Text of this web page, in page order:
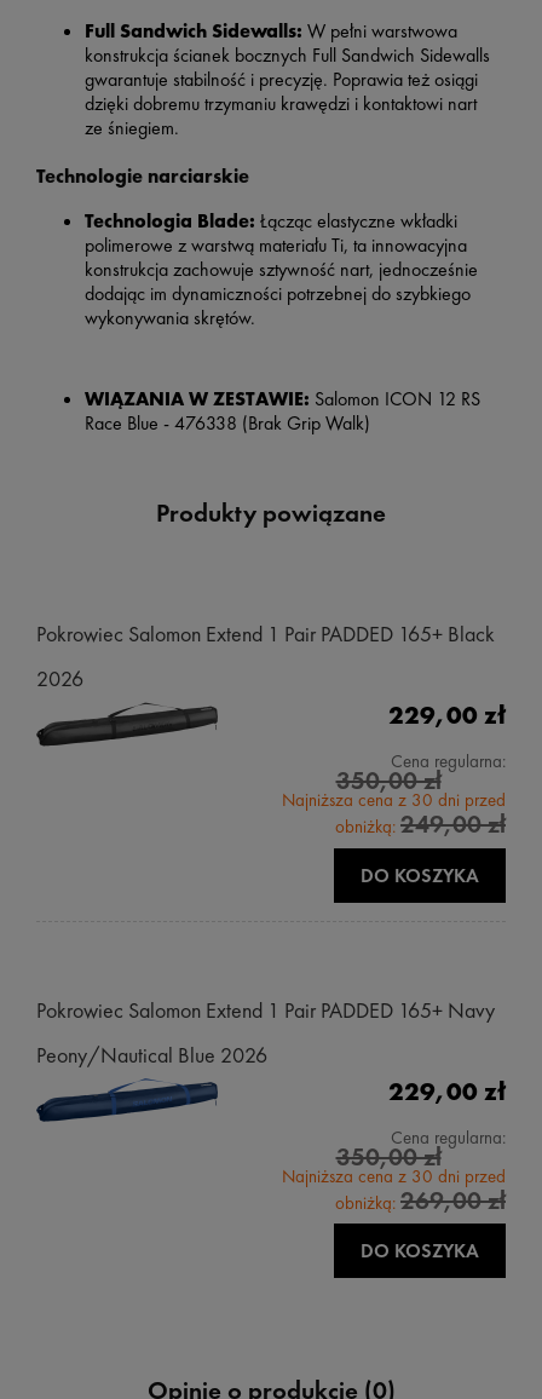
Full Sandwich Sidewalls: W pełni warstwowa
konstrukcja ścianek bocznych Full Sandwich Sidewalls
gwarantuje stabilność i precyzję. Poprawia też osiągi
dzięki dobremu trzymaniu krawędzi i kontaktowi nart
ze śniegiem.
Technologie narciarskie
Technologia Blade: Łącząc elastyczne wkładki
polimerowe z warstwą materiału Ti, ta innowacyjna
konstrukcja zachowuje sztywność nart, jednocześnie
dodając im dynamiczności potrzebnej do szybkiego
wykonywania skrętów.
WIĄZANIA W ZESTAWIE: Salomon ICON 12 RS
Race Blue - 476338 (Brak Grip Walk)
Produkty powiązane
Pokrowiec Salomon Extend 1 Pair PADDED 165+ Black
2026
229,00 zł
Cena regularna:
350,00 zł
Najniższa cena z 30 dni przed
obniżką: 249,00 zł
DO KOSZYKA
Pokrowiec Salomon Extend 1 Pair PADDED 165+ Navy
Peony/Nautical Blue 2026
229,00 zł
Cena regularna:
350,00 zł
Najniższa cena z 30 dni przed
obniżką: 269,00 zł
DO KOSZYKA
Opinie o produkcie (0)